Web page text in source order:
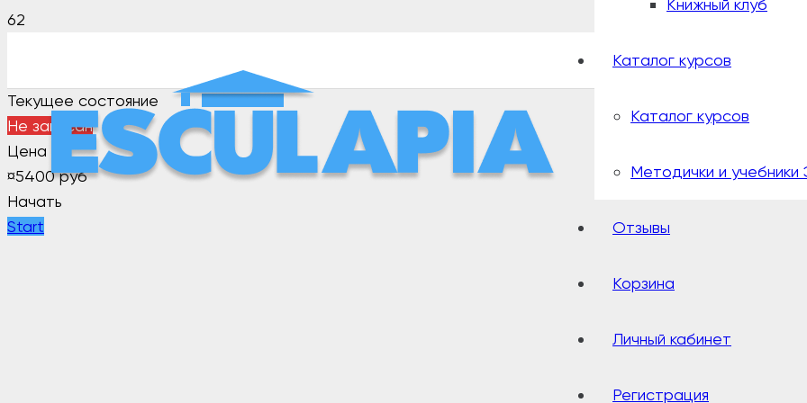
Книжный клуб
Каталог курсов
Каталог курсов
Методички и учебники
Отзывы
Корзина
Личный кабинет
Регистрация
Текущее состояние
Не записан
Цена
¤5400 руб
Начать
Start